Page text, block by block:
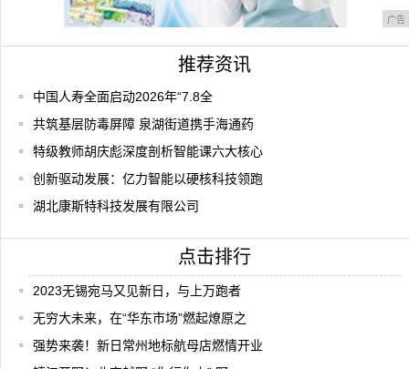
广告
推荐资讯
中国人寿全面启动2026年“7.8全
共筑基层防毒屏障 泉湖街道携手海通药
特级教师胡庆彪深度剖析智能课六大核心
创新驱动发展：亿力智能以硬核科技领跑
湖北康斯特科技发展有限公司
点击排行
2023无锡宛马又见新日，与上万跑者
无穷大未来，在“华东市场”燃起燎原之
强势来袭！新日常州地标航母店燃情开业